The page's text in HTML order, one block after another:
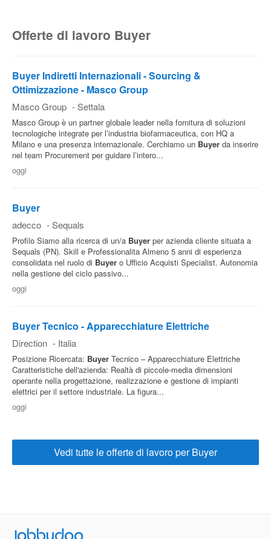
troviamo quella del Senior Buyer.
Offerte di lavoro Buyer
Buyer Indiretti Internazionali - Sourcing &
Ottimizzazione - Masco Group
Masco Group - Settala
Masco Group è un partner globale leader nella fornitura di soluzioni
tecnologiche integrate per l’industria biofarmaceutica, con HQ a
Milano e una presenza internazionale. Cerchiamo un Buyer da inserire
nel team Procurement per guidare l’intero...
oggi
Buyer
adecco - Sequals
Profilo Siamo alla ricerca di un/a Buyer per azienda cliente situata a
Sequals (PN). Skill e Professionalita Almeno 5 anni di esperienza
consolidata nel ruolo di Buyer o Ufficio Acquisti Specialist. Autonomia
nella gestione del ciclo passivo...
oggi
Buyer Tecnico - Apparecchiature Elettriche
Direction - Italia
Posizione Ricercata: Buyer Tecnico – Apparecchiature Elettriche
Caratteristiche dell'azienda: Realtà di piccole-media dimensioni
operante nella progettazione, realizzazione e gestione di impianti
elettrici per il settore industriale. La figura...
oggi
Vedi tutte le offerte di lavoro per Buyer
Jobbydoo